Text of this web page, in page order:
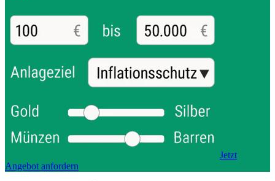
Jetzt
Angebot anfordern